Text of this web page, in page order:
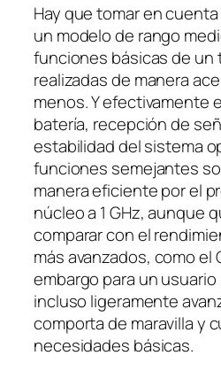
Hay que tomar en
un modelo de rango
funciones básicas de
realizadas de manera
menos. Y efectivamente
batería, recepción de
estabilidad del sistema
funciones semejantes
manera eficiente por el
núcleo a 1 GHz, aunque
comparar con el
más avanzados, como el
embargo para un
incluso ligeramente
comporta de maravilla y
necesidades básicas.